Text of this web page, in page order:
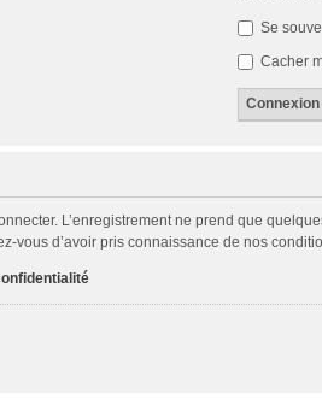
Se
Cacher
L’enregistrement ne prend que
vous d’avoir pris connaissance de nos